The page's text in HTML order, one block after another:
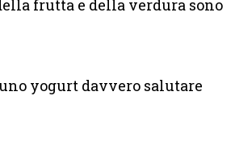
frutta e della verdura sono
yogurt davvero salutare